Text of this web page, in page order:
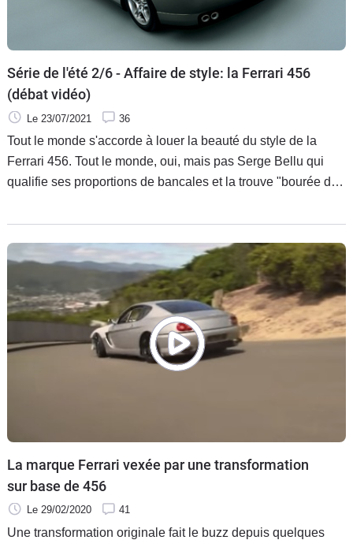
Série de l'été 2/6 - Affaire de style: la Ferrari 456
(débat vidéo)
Le 23/07/2021 36
Tout le monde s'accorde à louer la beauté du style de la
Ferrari 456. Tout le monde, oui, mais pas Serge Bellu qui
qualifie ses proportions de bancales et la trouve "bourée de
ses talents d'avocat pour défendre une voiture qu'il qualifie
de "splendeur".
La marque Ferrari vexée par une transformation
sur base de 456
Le 29/02/2020 41
Une transformation originale fait le buzz depuis quelques